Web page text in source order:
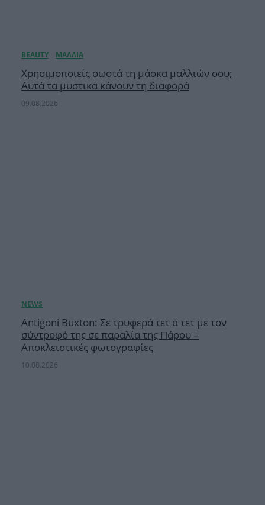
Χρησιμοποιείς σωστά τη μάσκα μαλλιών σου;
Αυτά τα μυστικά κάνουν τη διαφορά
09.08.2026
Antigoni Buxton: Σε τρυφερά τετ α τετ με τον
σύντροφό της σε παραλία της Πάρου –
Αποκλειστικές φωτογραφίες
10.08.2026